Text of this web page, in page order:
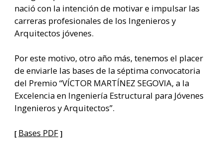
nació con la intención de motivar e impulsar las
carreras profesionales de los Ingenieros y
Arquitectos jóvenes.
Por este motivo, otro año más, tenemos el placer
de enviarle las bases de la séptima convocatoria
del Premio “VÍCTOR MARTÍNEZ SEGOVIA, a la
Excelencia en Ingeniería Estructural para Jóvenes
Ingenieros y Arquitectos”.
[ Bases PDF ]